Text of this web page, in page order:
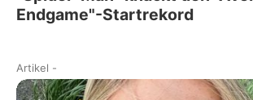
Endgame"-Startrekord
Artikel -